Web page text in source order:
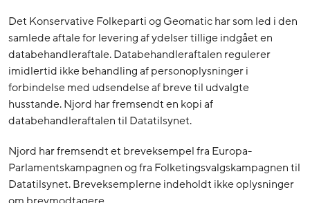
Det Konservative Folkeparti og Geomatic har som led i den
samlede aftale for levering af ydelser tillige indgået en
databehandleraftale. Databehandleraftalen regulerer
imidlertid ikke behandling af personoplysninger i
forbindelse med udsendelse af breve til udvalgte
husstande. Njord har fremsendt en kopi af
databehandleraftalen til Datatilsynet.
Njord har fremsendt et breveksempel fra Europa-
Parlamentskampagnen og fra Folketingsvalgskampagnen til
Datatilsynet. Breveksemplerne indeholdt ikke oplysninger